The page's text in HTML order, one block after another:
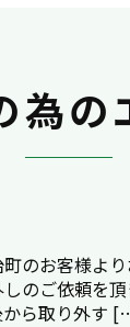
為の
のお客様よ
のご依頼を
から取り外す